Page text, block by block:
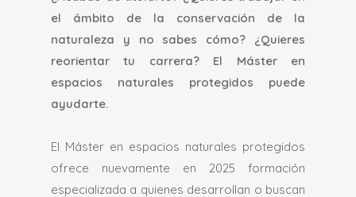
el ámbito de la conservación de la
naturaleza y no sabes cómo? ¿Quieres
reorientar tu carrera? El Máster en
espacios naturales protegidos puede
ayudarte.
El Máster en espacios naturales protegidos
ofrece nuevamente en 2025 formación
especializada a quienes desarrollan o buscan